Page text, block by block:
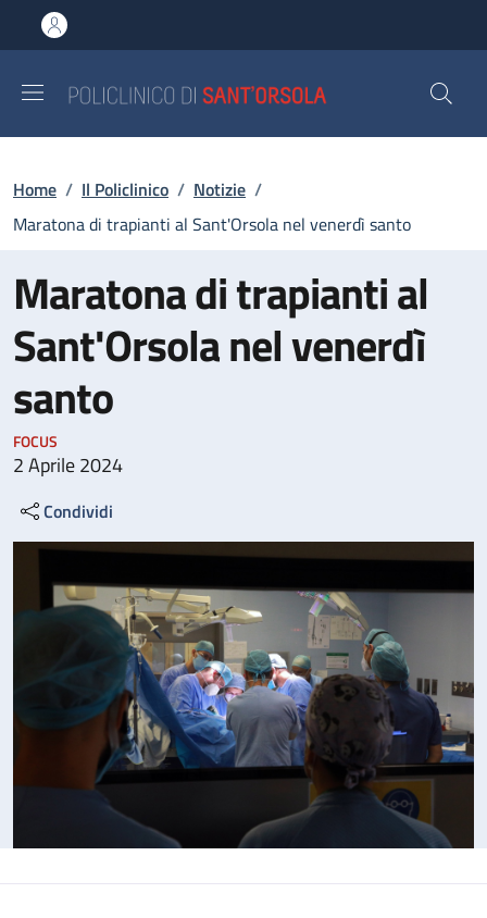
al contenuto principale
to footer content
Briciole di pane
Home / Il Policlinico / Notizie /
Maratona di trapianti al Sant'Orsola nel venerdì santo
Maratona di trapianti al
Sant'Orsola nel venerdì
santo
FOCUS
2 Aprile 2024
Condividi